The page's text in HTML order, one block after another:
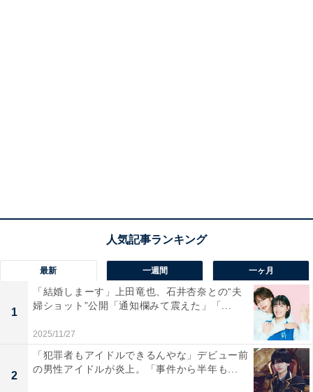
最新 一週間 一ヶ月
1
「結婚しまーす」上田竜也、石井杏奈との“夫
婦ショット”公開「通知欄みて震えた」「...
2025/11/27
2
「犯罪者もアイドルできるんやな」デビュー前
の男性アイドルが炎上。「事件から半年も...